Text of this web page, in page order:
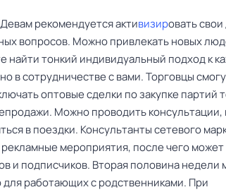
рекомендуется активизировать
вопросов. Можно привлекать новых
найти тонкий индивидуальный подход к
в сотрудничестве с вами. Торговцы
оптовые сделки по закупке партий
Можно проводить консультации,
в поездки. Консультанты сетевого
мероприятия, после чего может
и подписчиков. Вторая половина недели
работающих с родственниками. При